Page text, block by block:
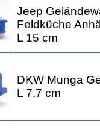
Jeep
Feldküche
L 15 cm
DKW Munga
L 7,7 cm